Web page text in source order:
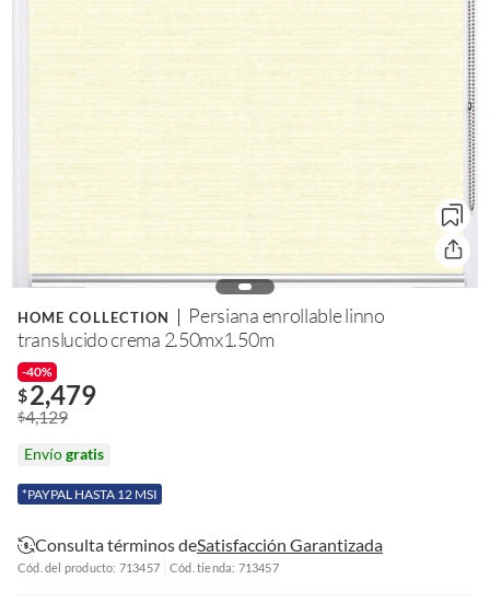
HOME COLLECTION
Persiana enrollable linno
translucido crema 2.50mx1.50m
-40%
$2,479
$4,129
Envíogratis
*PAYPAL HASTA 12 MSI
Consulta términos deSatisfacción Garantizada
Cód. del producto: 713457 Cód. tienda: 713457